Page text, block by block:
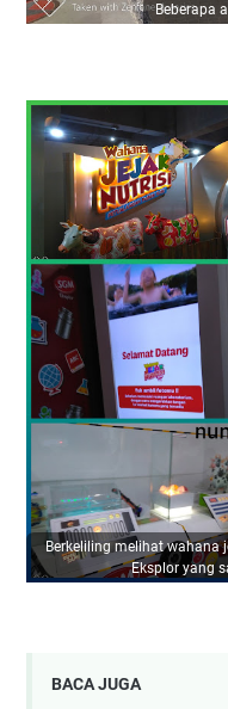
Beberapa
Berkeliling melihat wahana
Eksplor yang
BACA JUGA